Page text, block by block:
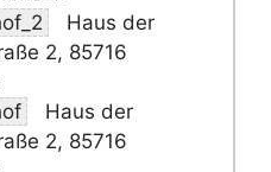
Haus der
2, 85716
Haus der
2, 85716